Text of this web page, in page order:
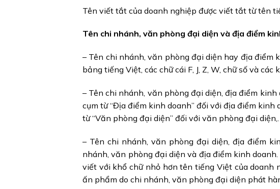
Tên viết tắt của doanh nghiệp được viết tắt từ tên
Tên chi nhánh, văn phòng đại diện và địa điểm
– Tên chi nhánh, văn phòng đại diện hay địa
bảng tiếng Việt, các chữ cái F, J, Z, W, chữ số và các
– Tên chi nhánh, văn phòng đại diện, địa điểm
cụm từ “Địa điểm kinh doanh” đối với địa điểm kinh
từ “Văn phòng đại diện” đối với văn phòng đại diện,.
– Tên chi nhánh, văn phòng đại diện, địa điểm
nhánh, văn phòng đại diện và địa điểm kinh
viết với khổ chữ nhỏ hơn tên tiếng Việt của doanh
ấn phẩm do chi nhánh, văn phòng đại diện phát